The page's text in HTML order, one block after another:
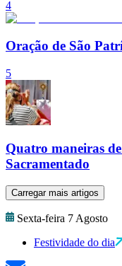
4
Oração de São
5
Quatro maneiras
Sacramentado
Carregar mais artigos
Sexta-feira 7 Agosto
Festividade do dia